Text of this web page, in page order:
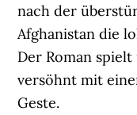
nach der
Afghanistan die
Der Roman
versöhnt mit
Geste.